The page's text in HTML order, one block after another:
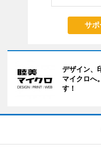
サポ
デザイン、
マイクロへ
す！